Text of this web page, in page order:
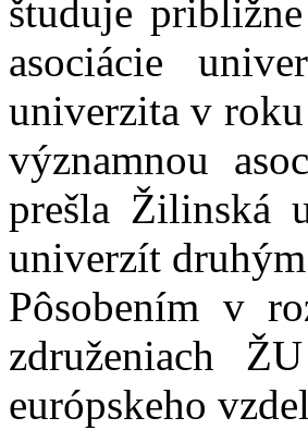
študuje
asociácie
univerzita v
významnou
prešla Žilinská
univerzít
Pôsobením v
združeniach
európskeho